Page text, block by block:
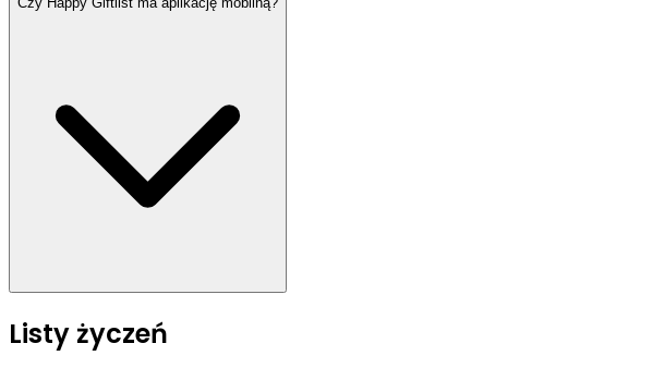
Listy życzeń